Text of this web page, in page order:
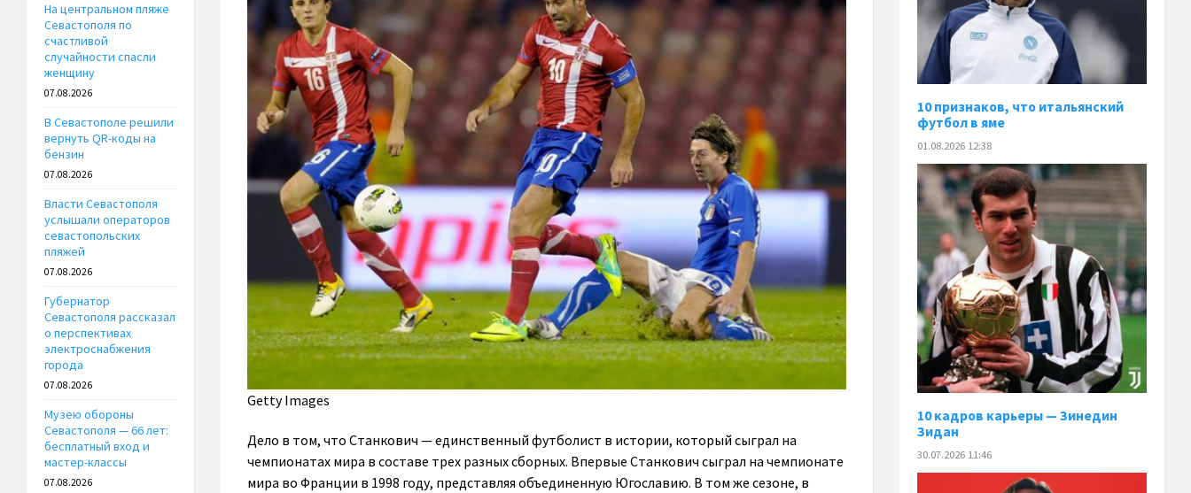
Getty Images
Дело в том, что Станкович — единственный футболист в истории, который сыграл на
чемпионатах мира в составе трех разных сборных. Впервые Станкович сыграл на чемпионате
мира во Франции в 1998 году, представляя объединенную Югославию. В том же сезоне, в
На центральном пляже
Севастополя по
счастливой
случайности спасли
женщину
07.08.2026
В Севастополе решили
вернуть QR-коды на
бензин
07.08.2026
Власти Севастополя
услышали операторов
севастопольских
пляжей
07.08.2026
Губернатор
Севастополя рассказал
о перспективах
электроснабжения
города
07.08.2026
Музею обороны
Севастополя — 66 лет:
бесплатный вход и
мастер-классы
07.08.2026
10 признаков, что итальянский
футбол в яме
01.08.2026 12:38
10 кадров карьеры — Зинедин
Зидан
30.07.2026 11:46